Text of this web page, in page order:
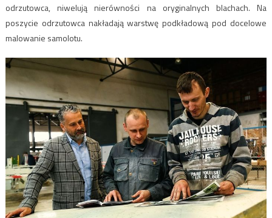
odrzutowca, niwelują nierówności na oryginalnych blachach. Na
poszycie odrzutowca nakładają warstwę podkładową pod docelowe
malowanie samolotu.